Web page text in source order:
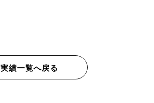
実績一覧へ戻る